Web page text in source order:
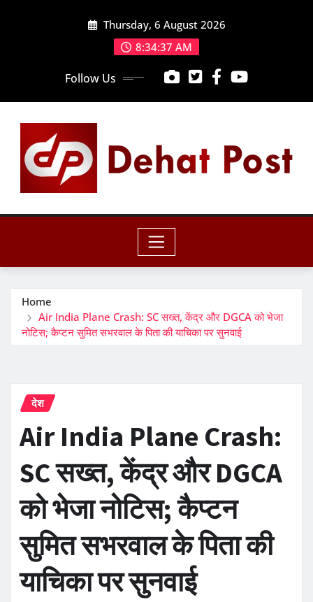
Thursday, 6 August 2026
8:34:38 AM
Follow Us
Home
Air India Plane Crash: SC सख्त, केंद्र और DGCA को भेजा
नोटिस; कैप्टन सुमित सभरवाल के पिता की याचिका पर सुनवाई
देश
Air India Plane Crash:
SC सख्त, केंद्र और DGCA
को भेजा नोटिस; कैप्टन
सुमित सभरवाल के पिता की
याचिका पर सुनवाई